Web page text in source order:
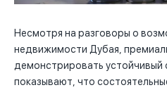
Несмотря на разговоры о
недвижимости Дубая,
демонстрировать
показывают, что